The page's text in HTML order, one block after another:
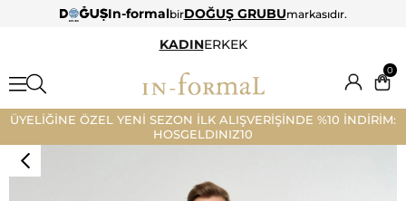
In-formalbirDOĞUŞ GRUBUmarkasıdır.
KADINERKEK
0
ÜYELİĞİNE ÖZEL YENİ SEZON İLK ALIŞVERİŞİNDE %10 İNDİRİM:
HOSGELDINIZ10